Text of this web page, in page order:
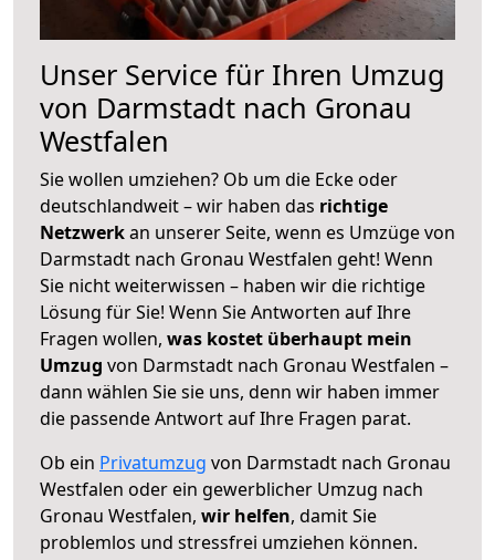
Unser Service für Ihren Umzug
von Darmstadt nach Gronau
Westfalen
Sie wollen umziehen? Ob um die Ecke oder
deutschlandweit – wir haben das richtige
Netzwerkan unserer Seite, wenn es Umzüge von
Darmstadt nach Gronau Westfalen geht! Wenn
Sie nicht weiterwissen – haben wir die richtige
Lösung für Sie! Wenn Sie Antworten auf Ihre
Fragen wollen, was kostet überhaupt mein
Umzug von Darmstadt nach Gronau Westfalen –
dann wählen Sie sie uns, denn wir haben immer
die passende Antwort auf Ihre Fragen parat.
Ob ein Privatumzug von Darmstadt nach Gronau
Westfalen oder ein gewerblicher Umzug nach
Gronau Westfalen, wir helfen, damit Sie
problemlos und stressfrei umziehen können.